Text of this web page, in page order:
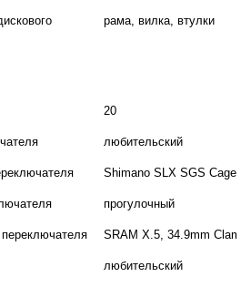
рама, вилка, втулки
20
любительский
Shimano SLX SGS Cage
прогулочный
SRAM X.5, 34.9mm Clamp
любительский